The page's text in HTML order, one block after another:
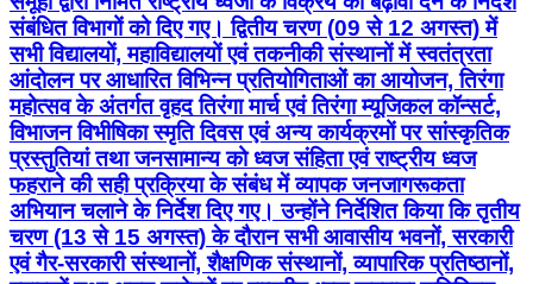
संबंधित विभागों को दिए गए। द्वितीय चरण (09 से 12 अगस्त) में
सभी विद्यालयों, महाविद्यालयों एवं तकनीकी संस्थानों में स्वतंत्रता
आंदोलन पर आधारित विभिन्न प्रतियोगिताओं का आयोजन, तिरंगा
महोत्सव के अंतर्गत वृहद तिरंगा मार्च एवं तिरंगा म्यूजिकल कॉन्सर्ट,
विभाजन विभीषिका स्मृति दिवस एवं अन्य कार्यक्रमों पर सांस्कृतिक
प्रस्तुतियां तथा जनसामान्य को ध्वज संहिता एवं राष्ट्रीय ध्वज
फहराने की सही प्रक्रिया के संबंध में व्यापक जनजागरूकता
अभियान चलाने के निर्देश दिए गए। उन्होंने निर्देशित किया कि तृतीय
चरण (13 से 15 अगस्त) के दौरान सभी आवासीय भवनों, सरकारी
एवं गैर-सरकारी संस्थानों, शैक्षणिक संस्थानों, व्यापारिक प्रतिष्ठानों,